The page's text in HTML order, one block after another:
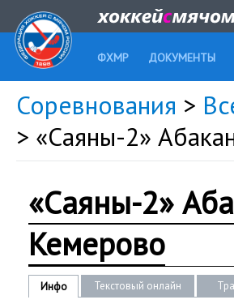
ФХМР ДОКУМЕНТЫ
Соревнования >
> «Саяны-2»
«Саяны-2»
Кемерово
Инфо Текстовый онлайн